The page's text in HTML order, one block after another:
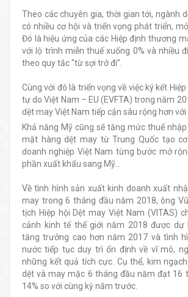
Theo các chuyên gia, thời gian tới, ngành
có nhiều cơ hội và triển vọng phát triển,
Đó là hiệu ứng của các Hiệp định thương
với lộ trình miễn thuế xuống 0% và nhiều
theo quy tắc "từ sợi trở đi”.
Cùng với đó là triển vọng về việc ký kết
tự do Việt Nam – EU (EVFTA) trong năm
dệt may Việt Nam tiếp cận sâu rộng hơn
Khả năng Mỹ cũng sẽ tăng mức thuế
mặt hàng dệt may từ Trung Quốc tạo
doanh nghiệp Việt Nam từng bước mở
phần xuất khẩu sang Mỹ...
Về tình hình sản xuất kinh doanh xuất
may trong 6 tháng đầu năm 2018, ông
tịch Hiệp hội Dệt may Việt Nam (VITAS)
cảnh kinh tế thế giới năm 2018 được
tăng trưởng cao hơn năm 2017 và tình
nước tiếp tục duy trì ổn định về vĩ mô,
những kết quả tích cực. Cụ thể, kim
dệt và may mặc 6 tháng đầu năm đạt 16
14% so với cùng kỳ năm trước.